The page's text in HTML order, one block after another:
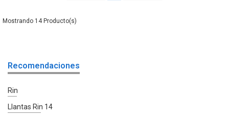
14
Recomendaciones
Rin
Llantas Rin 14